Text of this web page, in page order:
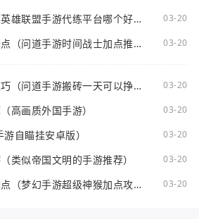
雄联盟手游代练平台哪个好
03-20
（问道手游时间战士加点推
03-20
（问道手游搬砖一天可以挣多
03-20
高画质外国手游） 03-20
自瞄挂安卓版） 03-20
类似帝国文明的手游推荐） 03-20
（梦幻手游超级神猴加点攻
03-20